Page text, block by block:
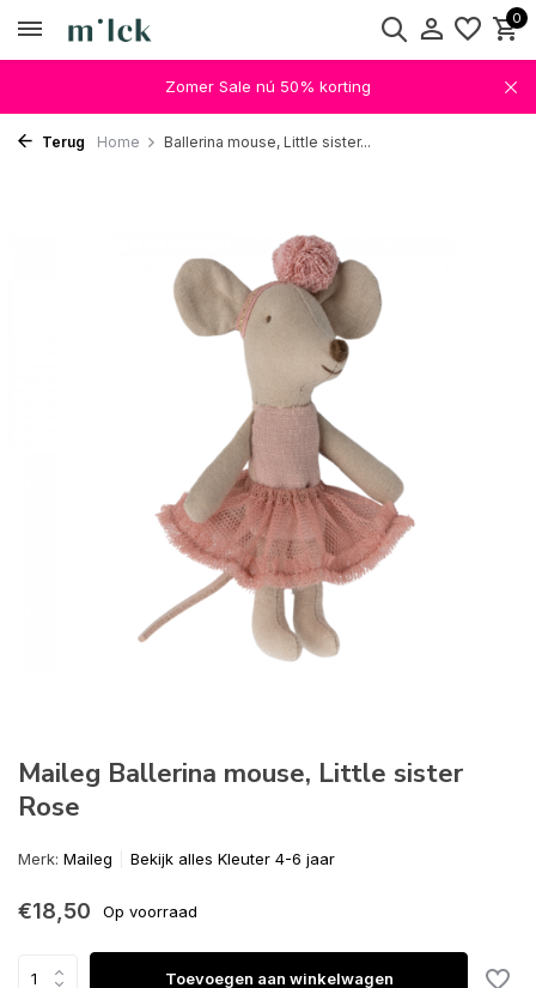
0
Zomer Sale nú 50% korting
Terug Home Ballerina mouse, Little sister...
Maileg Ballerina mouse, Little sister
Rose
Merk: Maileg Bekijk alles Kleuter 4-6 jaar
€18,50 Op voorraad
Toevoegen aan winkelwagen